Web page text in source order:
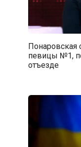
Понаровская
певицы №1,
отъезде